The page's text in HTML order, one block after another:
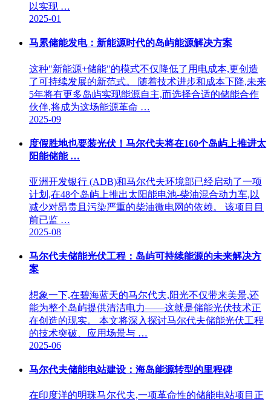
以实现 …
2025-01
马累储能发电：新能源时代的岛屿能源解决方案
这种"新能源+储能"的模式不仅降低了用电成本,更创造
了可持续发展的新范式。 随着技术进步和成本下降,未来
5年将有更多岛屿实现能源自主,而选择合适的储能合作
伙伴,将成为这场能源革命 …
2025-09
度假胜地也要装光伏！马尔代夫将在160个岛屿上推进太
阳能储能 …
亚洲开发银行 (ADB)和马尔代夫环境部已经启动了一项
计划,在48个岛屿上推出太阳能电池-柴油混合动力车,以
减少对昂贵且污染严重的柴油微电网的依赖。 该项目目
前已监 …
2025-08
马尔代夫储能光伏工程：岛屿可持续能源的未来解决方
案
想象一下,在碧海蓝天的马尔代夫,阳光不仅带来美景,还
能为整个岛屿提供清洁电力——这就是储能光伏技术正
在创造的现实。 本文将深入探讨马尔代夫储能光伏工程
的技术突破、应用场景与 …
2025-06
马尔代夫储能电站建设：海岛能源转型的里程碑
在印度洋的明珠马尔代夫,一项革命性的储能电站项目正